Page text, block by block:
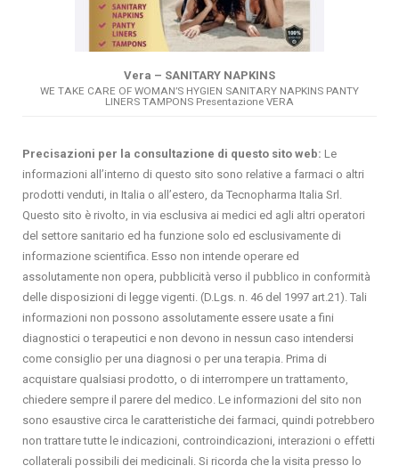
Vera – SANITARY NAPKINS
WE TAKE CARE OF WOMAN’S HYGIEN SANITARY NAPKINS PANTY
LINERS TAMPONS Presentazione VERA
Precisazioni per la consultazione di questo sito web: Le
informazioni all’interno di questo sito sono relative a farmaci o altri
prodotti venduti, in Italia o all’estero, da Tecnopharma Italia Srl.
Questo sito è rivolto, in via esclusiva ai medici ed agli altri operatori
del settore sanitario ed ha funzione solo ed esclusivamente di
informazione scientifica. Esso non intende operare ed
assolutamente non opera, pubblicità verso il pubblico in conformità
delle disposizioni di legge vigenti. (D.Lgs. n. 46 del 1997 art.21). Tali
informazioni non possono assolutamente essere usate a fini
diagnostici o terapeutici e non devono in nessun caso intendersi
come consiglio per una diagnosi o per una terapia. Prima di
acquistare qualsiasi prodotto, o di interrompere un trattamento,
chiedere sempre il parere del medico. Le informazioni del sito non
sono esaustive circa le caratteristiche dei farmaci, quindi potrebbero
non trattare tutte le indicazioni, controindicazioni, interazioni o effetti
collaterali possibili dei medicinali. Si ricorda che la visita presso lo